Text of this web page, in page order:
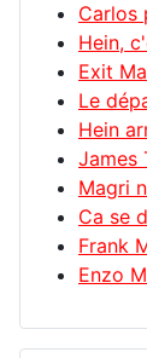
Carlos
Hein,
Exit
Le
Hein
James
Magri
Ca se
Frank
Enzo